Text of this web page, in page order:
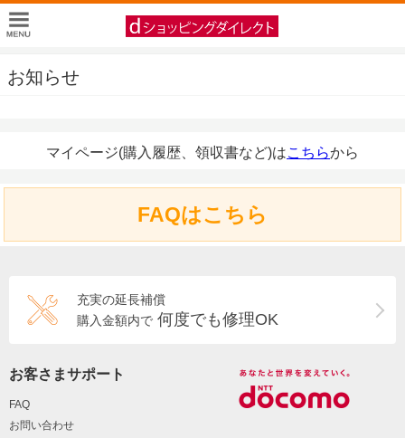
お知らせ
マイページ(購入履歴、領収書など)はこちらから
FAQはこちら
充実の延長補償
購入金額内で 何度でも修理OK
お客さまサポート
FAQ
お問い合わせ